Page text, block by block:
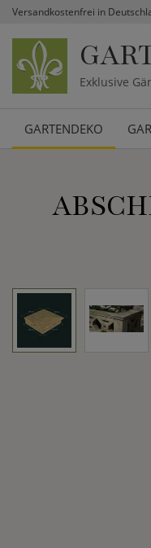
Versandkostenfrei in
Exklusive
GARTENDEKO